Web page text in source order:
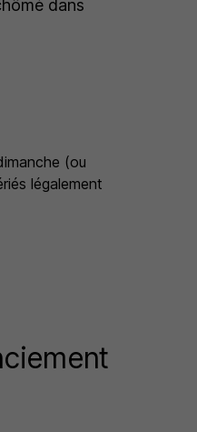
dans
(ou
légalement